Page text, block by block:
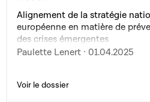
Alignement de la stratégie
européenne en matière de
des crises émergentes
Paulette Lenert · 01.04.2025
Voir le dossier